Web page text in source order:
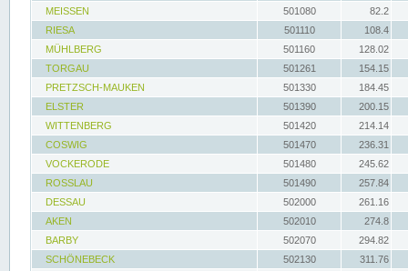
MEISSEN
501080
82.2
RIESA
501110
108.4
MÜHLBERG
501160
128.02
TORGAU
501261
154.15
PRETZSCH-MAUKEN
501330
184.45
ELSTER
501390
200.15
WITTENBERG
501420
214.14
COSWIG
501470
236.31
VOCKERODE
501480
245.62
ROSSLAU
501490
257.84
DESSAU
502000
261.16
AKEN
502010
274.8
BARBY
502070
294.82
SCHÖNEBECK
502130
311.76